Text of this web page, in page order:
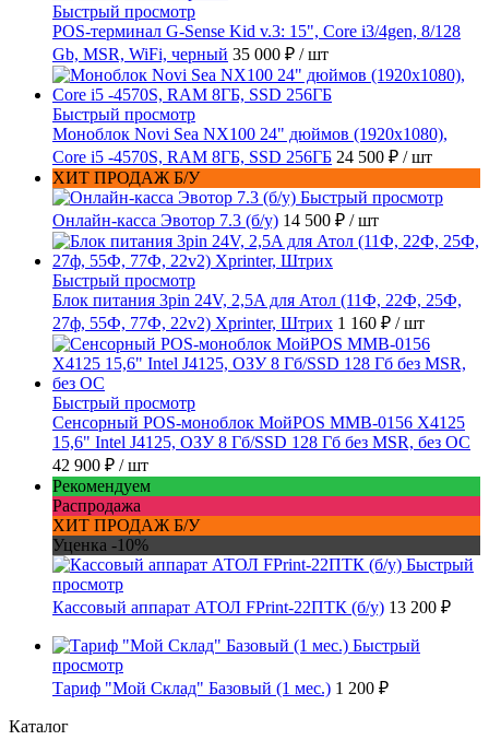
Быстрый просмотр
POS-терминал G-Sense Kid v.3: 15", Core i3/4gen, 8/128
Gb, MSR, WiFi, черный 35 000 ₽ / шт
Быстрый просмотр
Моноблок Novi Sea NX100 24" дюймов (1920x1080),
Core i5 -4570S, RAM 8ГБ, SSD 256ГБ 24 500 ₽ / шт
ХИТ ПРОДАЖ Б/У
Быстрый просмотр
Онлайн-касса Эвотор 7.3 (б/у) 14 500 ₽ / шт
Быстрый просмотр
Блок питания 3pin 24V, 2,5A для Атол (11Ф, 22Ф, 25Ф,
27ф, 55Ф, 77Ф, 22v2) Xprinter, Штрих 1 160 ₽ / шт
Быстрый просмотр
Сенсорный POS-моноблок МойPOS MMB-0156 X4125
15,6" Intel J4125, ОЗУ 8 Гб/SSD 128 Гб без MSR, без ОС
42 900 ₽ / шт
Рекомендуем
Распродажа
ХИТ ПРОДАЖ Б/У
Уценка -10%
Быстрый
просмотр
Кассовый аппарат АТОЛ FPrint-22ПТК (б/у) 13 200 ₽
Быстрый
просмотр
Тариф "Мой Склад" Базовый (1 мес.) 1 200 ₽
Каталог